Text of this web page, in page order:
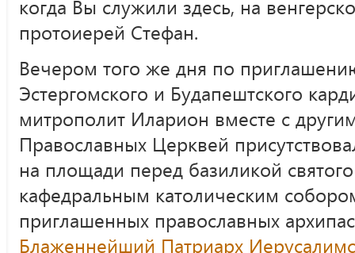
когда Вы служили здесь, на
протоиерей Стефан.
Вечером того же дня по
Эстергомского и Будапештского
митрополит Иларион вместе с
Православных Церквей
на площади перед базиликой
кафедральным католическим
приглашенных православных
Блаженнейший Патриарх